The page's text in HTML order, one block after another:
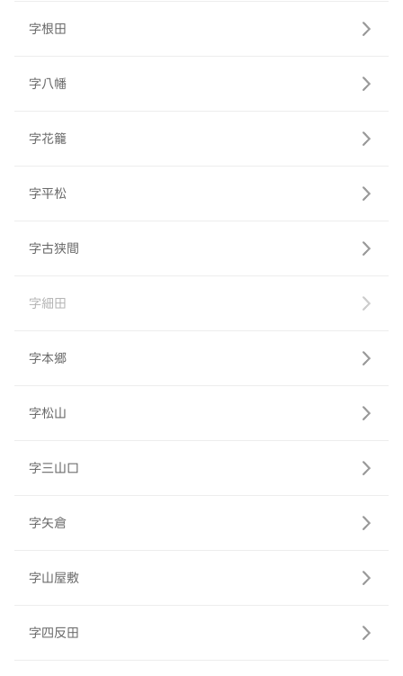
字根田
字八幡
字花籠
字平松
字古狭間
字細田
字本郷
字松山
字三山口
字矢倉
字山屋敷
字四反田